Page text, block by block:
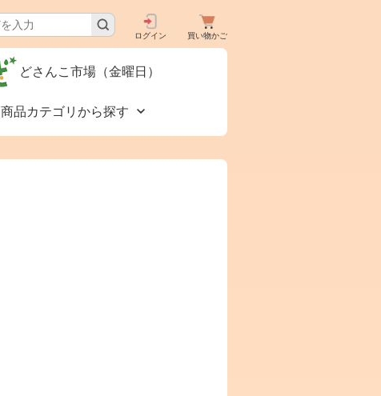
ログイン 買い物かご
どさんこ市場（金曜日）
商品カテゴリから探す